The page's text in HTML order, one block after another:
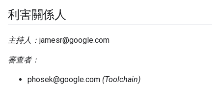
利害關係人
主持人： jamesr@google.com
審查者：
phosek@google.com (Toolchain)